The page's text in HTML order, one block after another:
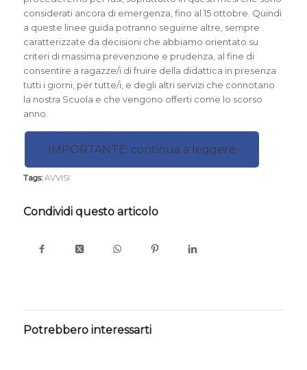
considerati ancora di emergenza, fino al 15 ottobre. Quindi
a queste linee guida potranno seguirne altre, sempre
caratterizzate da decisioni che abbiamo orientato su
criteri di massima prevenzione e prudenza, al fine di
consentire a ragazze/i di fruire della didattica in presenza
tutti i giorni, per tutte/i, e degli altri servizi che connotano
la nostra Scuola e che vengono offerti come lo scorso
anno.
IMPORTANTE: continua a leggere
Tags: AVVISI
Condividi questo articolo
Potrebbero interessarti